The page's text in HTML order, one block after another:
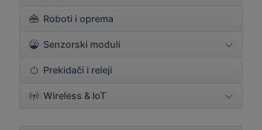
Roboti i oprema
Senzorski moduli
Prekidači i releji
Wireless & IoT